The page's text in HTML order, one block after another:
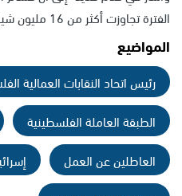
الفترة تجاوزت أكثر من 16 مليون شيكل.
المواضيع
رئيس اتحاد النقابات العمالية
الطبقة العاملة الفلسطينية
العاطلين عن العمل